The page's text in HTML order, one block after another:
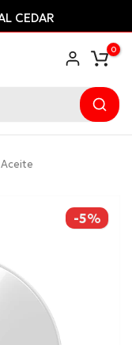
CEDAR
0
-5%